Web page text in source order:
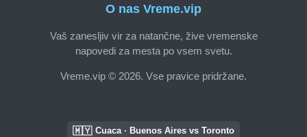
O nas Vreme.vip
Vaš zanesljiv vir za natančne, žive vremenske
napovedi za mesta po vsem svetu.
Vreme.vip © 2026. Vse pravice pridržane.
🇲🇾 Cuaca · Buenos Aires vs Toronto